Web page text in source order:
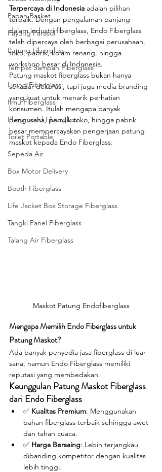
Papan Basket
Payung Parasol
Patung Fiberglass
Tempat Sampah Fiberglass
Lining Fiberglass
Ilmu Fiberglass
Playground Fiberglass
Toilet Portable
Sepeda Air
Box Motor Delivery
Booth Fiberglass
Life Jacket Box Storage Fiberglass
Tangki Panel Fiberglass
Talang Air Fiberglass
Terpercaya di Indonesia adalah pilihan
terbaik. Dengan pengalaman panjang
dalam industri fiberglass, Endo Fiberglass
telah dipercaya oleh berbagai perusahaan,
toko, pabrik, kolam renang, hingga
workshop besar di Indonesia.
Patung maskot fiberglass bukan hanya
sekadar dekorasi, tapi juga media branding
yang kuat untuk menarik perhatian
konsumen. Itulah mengapa banyak
pengusaha, pemilik toko, hingga pabrik
besar mempercayakan pengerjaan patung
maskot kepada Endo Fiberglass.
Maskot Patung Endofiberglass
Mengapa Memilih Endo Fiberglass untuk
Patung Maskot?
Ada banyak penyedia jasa fiberglass di luar
sana, namun Endo Fiberglass memiliki
reputasi yang membedakan.
Keunggulan Patung Maskot Fiberglass
dari Endo Fiberglass
✅ Kualitas Premium: Menggunakan
bahan fiberglass terbaik sehingga awet
dan tahan cuaca.
✅ Harga Bersaing: Lebih terjangkau
dibanding kompetitor dengan kualitas
lebih tinggi.